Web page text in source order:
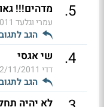
5
. מדהים!!!
עמרי וגלעד
הגב
4
. שי אגסי
דדי 11/2011 10:18
הגב
לא יהיה